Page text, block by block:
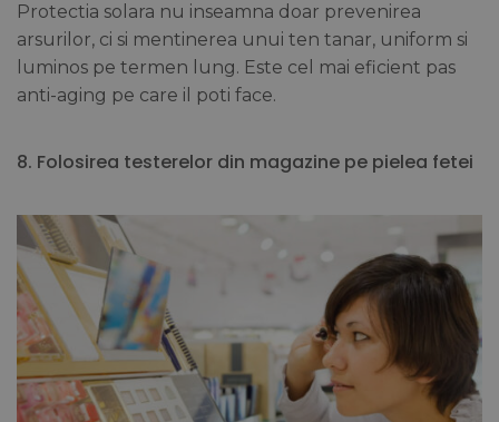
Protectia solara nu inseamna doar prevenirea
arsurilor, ci si mentinerea unui ten tanar, uniform si
luminos pe termen lung. Este cel mai eficient pas
anti-aging pe care il poti face.
8. Folosirea testerelor din magazine pe pielea fetei